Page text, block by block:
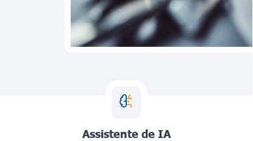
Assistente de IA